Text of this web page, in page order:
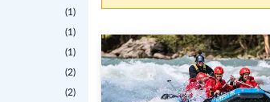
(1)
(1)
(1)
(2)
(2)